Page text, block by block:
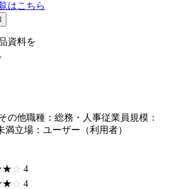
はこちら
資料を
の他職種 ： 総務・人事従業員規模 ：
満立場 ： ユーザー（利用者）
4
4